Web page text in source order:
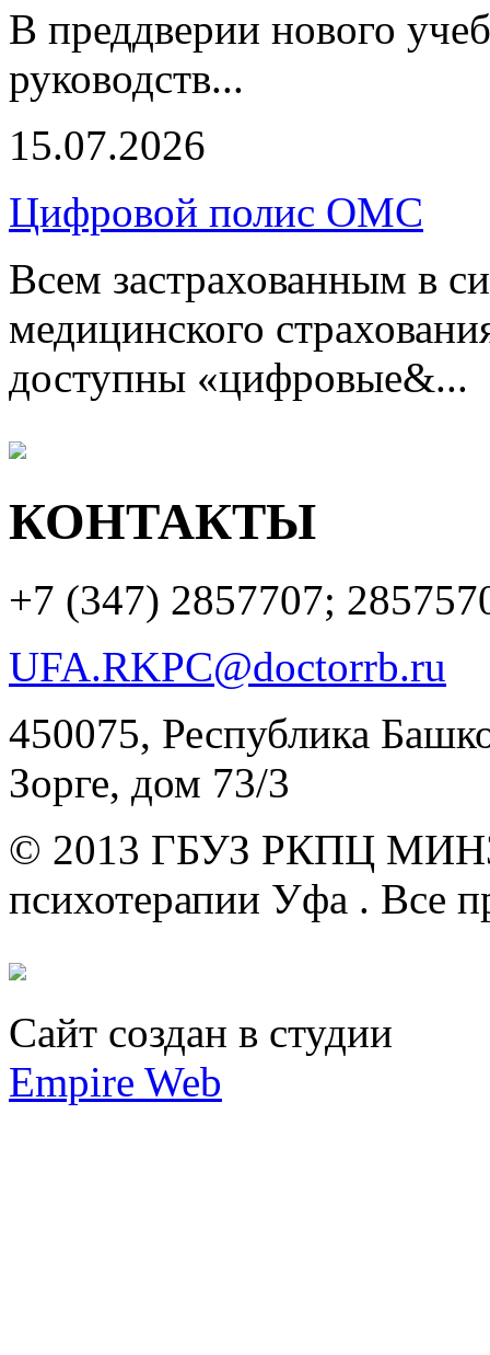
В преддверии нового
руководств...
15.07.2026
Цифровой полис ОМС
Всем застрахованным в
медицинского
доступны «цифровые&...
КОНТАКТЫ
+7 (347) 2857707;
UFA.RKPC@doctorrb.ru
450075, Республика
Зорге, дом 73/3
© 2013 ГБУЗ РКПЦ
психотерапии Уфа . Все
Сайт создан в студии
Empire Web